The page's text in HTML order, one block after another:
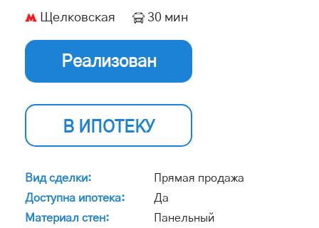
Щелковская 30 мин
Реализован
В ИПОТЕКУ
Вид сделки:
Прямая продажа
Доступна ипотека:
Да
Материал стен:
Панельный